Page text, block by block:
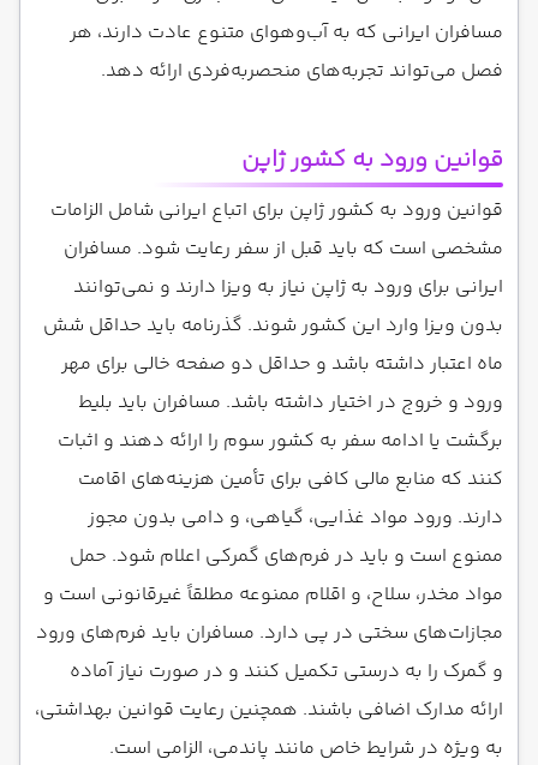
مسافران ایرانی که به آب‌وهوای متنوع عادت دارند، هر
فصل می‌تواند تجربه‌های منحصربه‌فردی ارائه دهد.
قوانین ورود به کشور ژاپن
قوانین ورود به کشور ژاپن برای اتباع ایرانی شامل الزامات
مشخصی است که باید قبل از سفر رعایت شود. مسافران
ایرانی برای ورود به ژاپن نیاز به ویزا دارند و نمی‌توانند
بدون ویزا وارد این کشور شوند. گذرنامه باید حداقل شش
ماه اعتبار داشته باشد و حداقل دو صفحه خالی برای مهر
ورود و خروج در اختیار داشته باشد. مسافران باید بلیط
برگشت یا ادامه سفر به کشور سوم را ارائه دهند و اثبات
کنند که منابع مالی کافی برای تأمین هزینه‌های اقامت
دارند. ورود مواد غذایی، گیاهی، و دامی بدون مجوز
ممنوع است و باید در فرم‌های گمرکی اعلام شود. حمل
مواد مخدر، سلاح، و اقلام ممنوعه مطلقاً غیرقانونی است و
مجازات‌های سختی در پی دارد. مسافران باید فرم‌های ورود
و گمرک را به درستی تکمیل کنند و در صورت نیاز آماده
ارائه مدارک اضافی باشند. همچنین رعایت قوانین بهداشتی،
به ویژه در شرایط خاص مانند پاندمی، الزامی است.